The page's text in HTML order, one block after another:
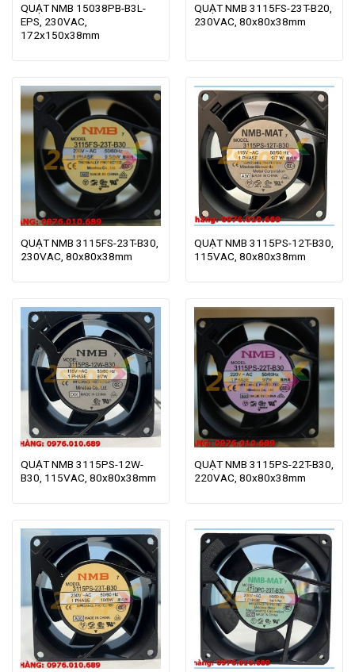
QUẠT NMB 15038PB-B3L-
EPS, 230VAC,
172x150x38mm
QUẠT NMB 3115FS-23T-B20,
230VAC, 80x80x38mm
QUẠT NMB 3115FS-23T-B30,
230VAC, 80x80x38mm
QUẠT NMB 3115PS-12T-B30,
115VAC, 80x80x38mm
QUẠT NMB 3115PS-12W-
B30, 115VAC, 80x80x38mm
QUẠT NMB 3115PS-22T-B30,
220VAC, 80x80x38mm